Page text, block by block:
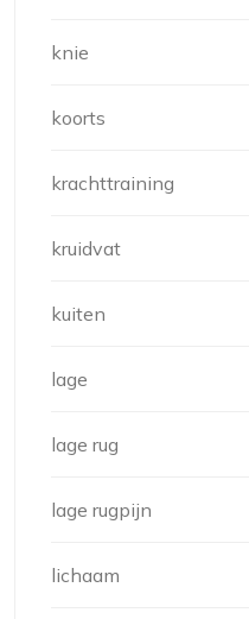
knie
koorts
krachttraining
kruidvat
kuiten
lage
lage rug
lage rugpijn
lichaam